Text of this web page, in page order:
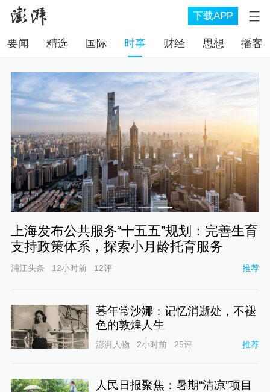
下载APP
要闻 精选 国际 时事 财经 思想 播客
上海发布公共服务“十五五”规划：完善生育
支持政策体系，探索小月龄托育服务
浦江头条 12小时前 12评 推荐
暮年常沙娜：记忆消逝处，不褪
色的敦煌人生
澎湃人物 2小时前 25评 推荐
人民日报聚焦：暑期“清凉”项目